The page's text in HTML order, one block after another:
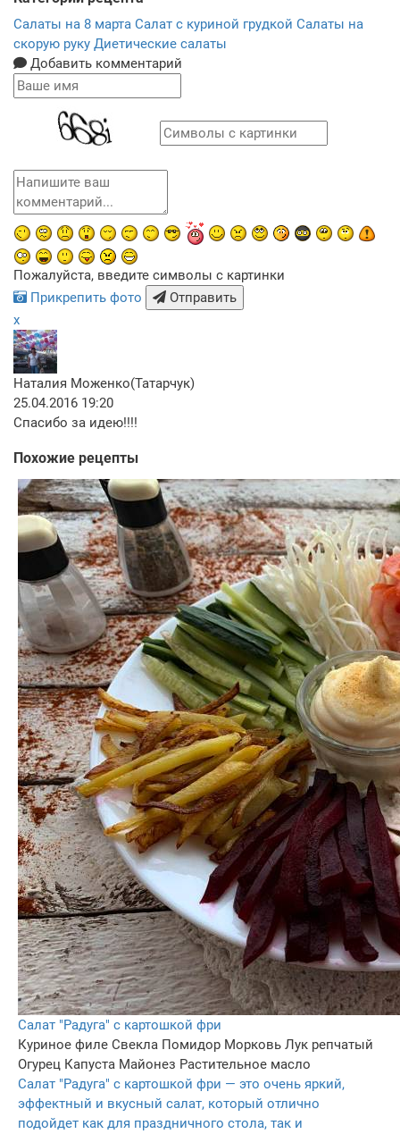
Салаты на 8 марта Салат с куриной грудкой Салаты на
скорую руку Диетические салаты
Добавить комментарий
Пожалуйста, введите символы с картинки
Прикрепить фото
Отправить
x
Наталия Моженко(Татарчук)
25.04.2016 19:20
Спасибо за идею!!!!
Похожие рецепты
Салат "Радуга" с картошкой фри
Куриное филе Свекла Помидор Морковь Лук репчатый
Огурец Капуста Майонез Растительное масло
Салат "Радуга" с картошкой фри — это очень яркий,
эффектный и вкусный салат, который отлично
подойдет как для праздничного стола, так и